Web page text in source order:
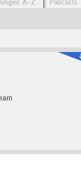
A-Z Podcasts